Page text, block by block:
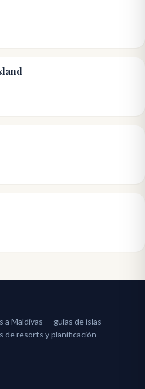
a Maldivas — guías de islas
de resorts y planificación